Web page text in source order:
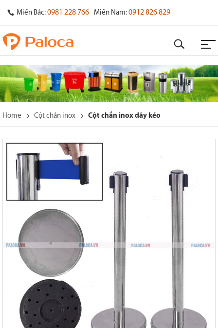
Miền Bắc: 0981 228 766 Miền Nam: 0912 826 829
Home Cột chắn inox Cột chắn inox dây kéo